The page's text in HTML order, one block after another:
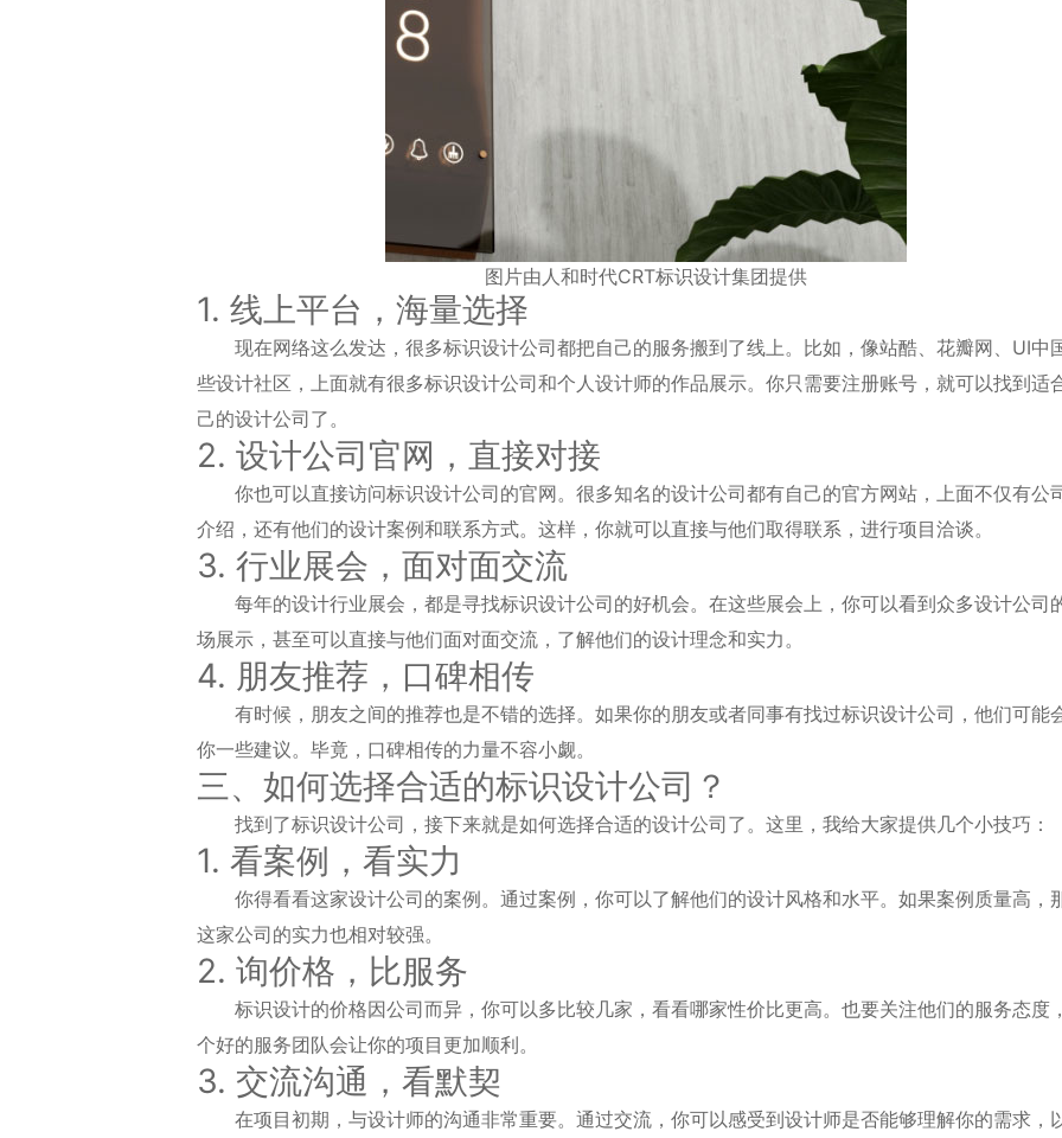
图片由人和时代CRT标识设计集团提供
1. 线上平台，海量选择
现在网络这么发达，很多标识设计公司都把自己的服务搬到了线上。比如，像站酷、花瓣网、UI中
些设计社区，上面就有很多标识设计公司和个人设计师的作品展示。你只需要注册账号，就可以找到适
己的设计公司了。
2. 设计公司官网，直接对接
你也可以直接访问标识设计公司的官网。很多知名的设计公司都有自己的官方网站，上面不仅有公
介绍，还有他们的设计案例和联系方式。这样，你就可以直接与他们取得联系，进行项目洽谈。
3. 行业展会，面对面交流
每年的设计行业展会，都是寻找标识设计公司的好机会。在这些展会上，你可以看到众多设计公司
场展示，甚至可以直接与他们面对面交流，了解他们的设计理念和实力。
4. 朋友推荐，口碑相传
有时候，朋友之间的推荐也是不错的选择。如果你的朋友或者同事有找过标识设计公司，他们可能
你一些建议。毕竟，口碑相传的力量不容小觑。
三、如何选择合适的标识设计公司？
找到了标识设计公司，接下来就是如何选择合适的设计公司了。这里，我给大家提供几个小技巧：
1. 看案例，看实力
你得看看这家设计公司的案例。通过案例，你可以了解他们的设计风格和水平。如果案例质量高，
这家公司的实力也相对较强。
2. 询价格，比服务
标识设计的价格因公司而异，你可以多比较几家，看看哪家性价比更高。也要关注他们的服务态度
个好的服务团队会让你的项目更加顺利。
3. 交流沟通，看默契
在项目初期，与设计师的沟通非常重要。通过交流，你可以感受到设计师是否能够理解你的需求，